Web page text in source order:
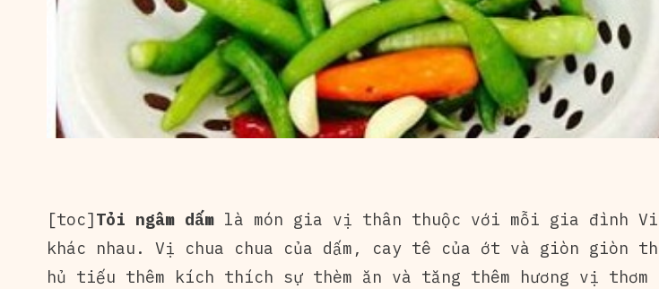
[toc]Tỏi ngâm dấm là món gia vị thân thuộc với mỗi gia đình
khác nhau. Vị chua chua của dấm, cay tê của ớt và giòn giòn
hủ tiếu thêm kích thích sự thèm ăn và tăng thêm hương vị thơm